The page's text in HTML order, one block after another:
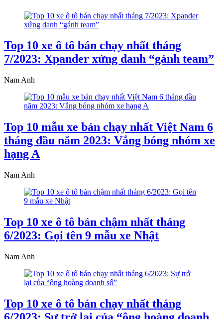
Top 10 xe ô tô bán chạy nhất tháng
7/2023: Xpander xứng danh “gánh team”
Nam Anh
Top 10 mẫu xe bán chạy nhất Việt Nam 6
tháng đầu năm 2023: Vắng bóng nhóm xe
hạng A
Nam Anh
Top 10 xe ô tô bán chậm nhất tháng
6/2023: Gọi tên 9 mẫu xe Nhật
Nam Anh
Top 10 xe ô tô bán chạy nhất tháng